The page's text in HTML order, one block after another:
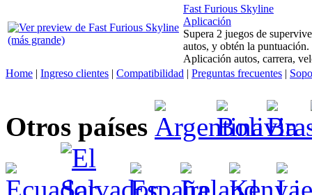
Fast Furious Skyline
Aplicación
Supera 2 juegos de
autos, y obtén la puntuación.
Aplicación autos, carrera,
Home | Ingreso clientes | Compatibilidad | Preguntas frecuentes |
Otros países